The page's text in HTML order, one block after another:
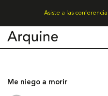
Asiste a las
Me niego a morir